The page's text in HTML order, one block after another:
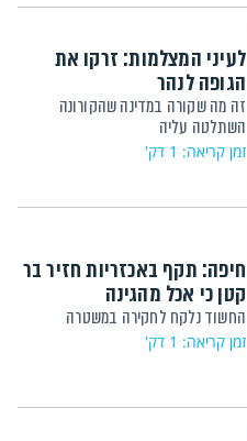
לעיני המצלמות: זרקו את
הגופה לנהר
זה מה שקורה במדינה שהקורונה
השתלטה עליה
זמן קריאה: 1 דק'
חיפה: תקף באכזריות חזיר בר
קטן כי אכל מהגינה
החשוד נלקח לחקירה במשטרה
זמן קריאה: 1 דק'